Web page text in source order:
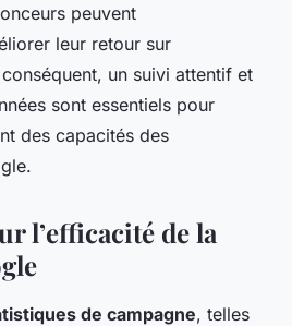
peuvent
leur retour sur
un suivi attentif et
sont essentiels pour
des capacités des
l’efficacité de la
de campagne, telles